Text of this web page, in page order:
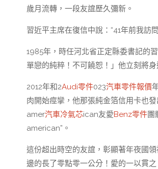
歲月流轉，一段友誼歷久彌新。
習近平主席在復信中說：“41年前我訪
1985年，時任河北省正定縣委書記的
單戀的純粹！不可饒恕！」他立刻將
2012年和2Audi零件023汽車零件報價
肉開始痙攣，他那張純金箔信用卡也
amer汽車冷氣芯ican友愛Benz零件團
american”。
這份超出時空的友誼，彰顯著年夜國
邊的長了零點零一公分！愛的一以貫